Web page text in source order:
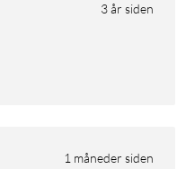
3 år siden
1 måneder siden